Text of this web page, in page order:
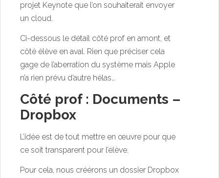
projet Keynote que l’on souhaiterait envoyer
un cloud.
Ci-dessous le détail côté prof en amont, et
côté élève en aval. Rien que préciser cela
gage de l’aberration du système mais Apple
n’a rien prévu d’autre hélas…
Côté prof : Documents –
Dropbox
L’idée est de tout mettre en œuvre pour que
ce soit transparent pour l’élève.
Pour cela, nous créérons un dossier Dropbox